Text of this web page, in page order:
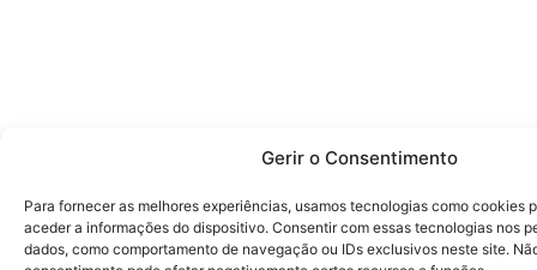
Gerir o Consentimento
Para fornecer as melhores experiências, usamos tecnologias como cookies
aceder a informações do dispositivo. Consentir com essas tecnologias nos
dados, como comportamento de navegação ou IDs exclusivos neste site.